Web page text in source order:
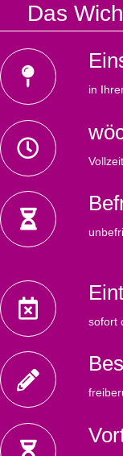
Das
in
sofort